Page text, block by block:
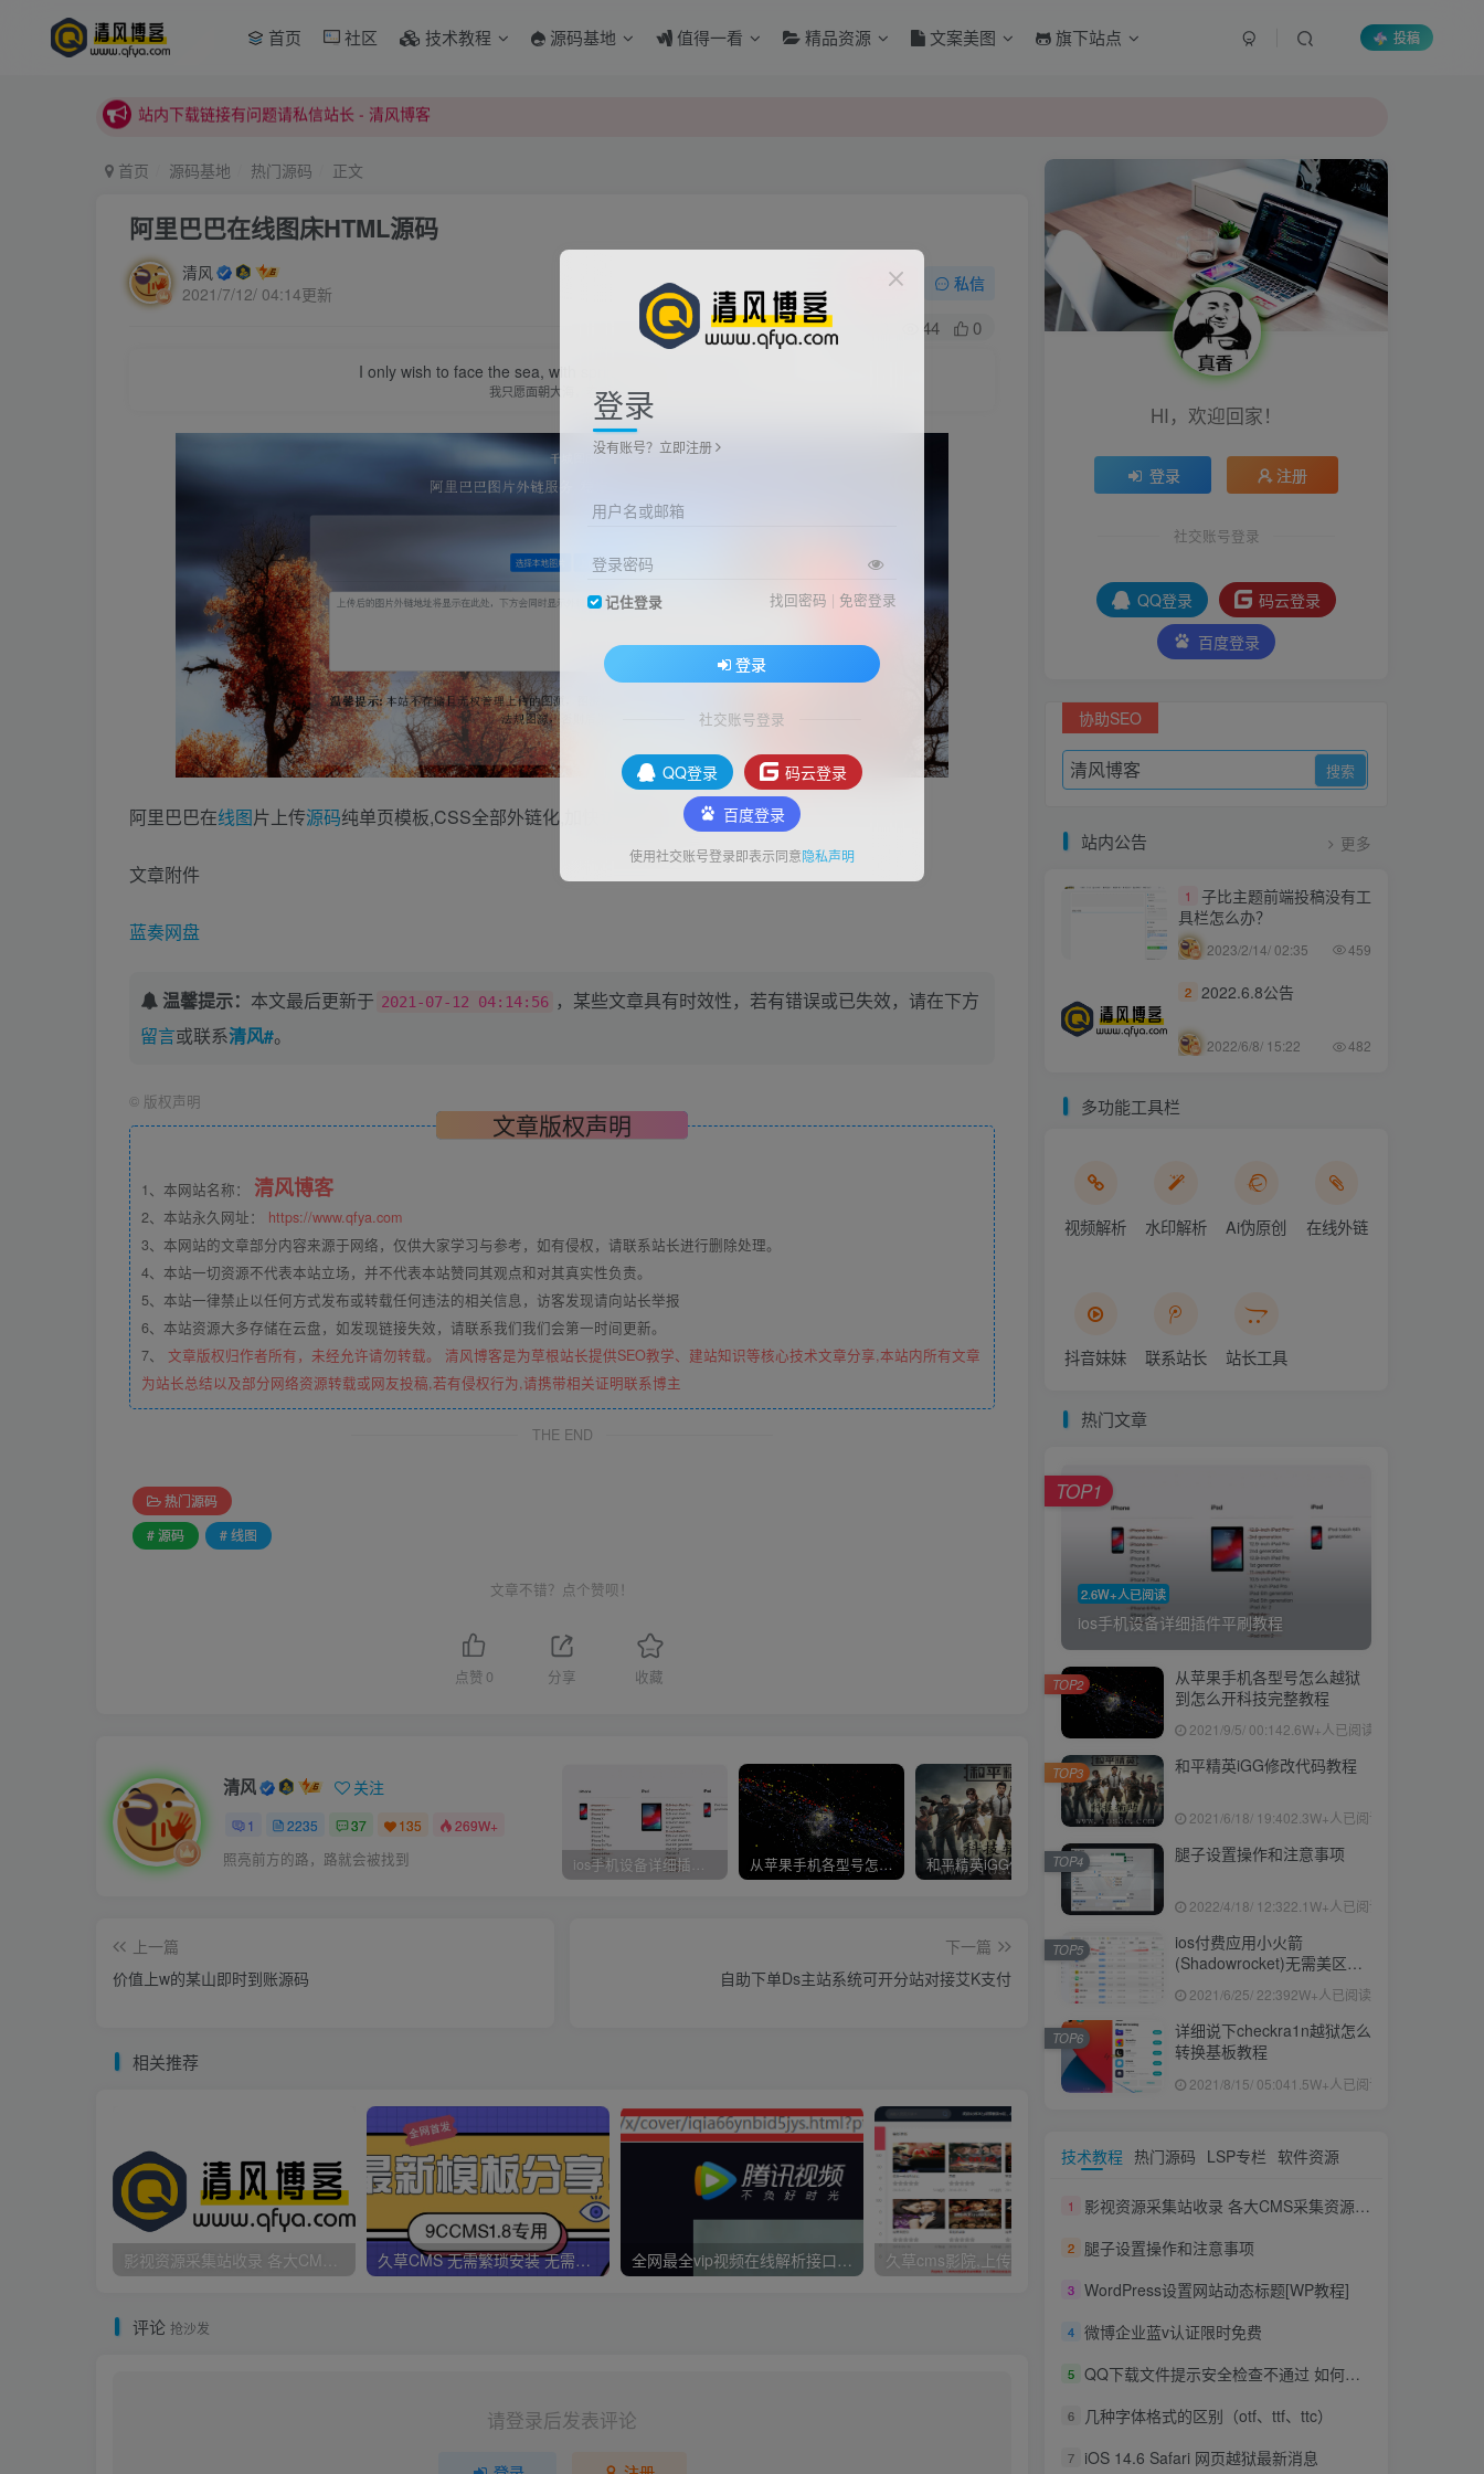
首页 社区 技术教程 源码基地 值得一看 精品资源 文案美图 旗下站点 投稿
本站正式开启推广，具体查看个人中心。
本站正式开启推广，具体查看个人中心。
首页 源码基地 热门源码 正文
阿里巴巴在线图床HTML源码
清风
2021/7/12/ 04:14更新
关注 私信
44 0
I only wish to face the sea, with spring flowers blossoming.
我只愿面朝大海，春暖花开
阿里巴巴在线图片上传源码纯单页模板,CSS全部外链化,加快访问速度
文章附件
蓝奏网盘
温馨提示： 本文最后更新于 2021-07-12 04:14:56 ，某些文章具有时效性，若有错误或已失效，请在下方
留言或联系清风#。
© 版权声明
文章版权声明
1、本网站名称： 清风博客
2、本站永久网址： https://www.qfya.com
3、本网站的文章部分内容来源于网络，仅供大家学习与参考，如有侵权，请联系站长进行删除处理。
4、本站一切资源不代表本站立场，并不代表本站赞同其观点和对其真实性负责。
5、本站一律禁止以任何方式发布或转载任何违法的相关信息，访客发现请向站长举报
6、本站资源大多存储在云盘，如发现链接失效，请联系我们我们会第一时间更新。
7、 文章版权归作者所有，未经允许请勿转载。 清风博客是为草根站长提供SEO教学、建站知识等核心技术文章分享,本站内所有文章
为站长总结以及部分网络资源转载或网友投稿,若有侵权行为,请携带相关证明联系博主
THE END
热门源码
# 源码
# 线图
文章不错？点个赞呗！
点赞 0 分享 收藏
清风 关注
1 2235 37 135 269W+
照亮前方的路，路就会被找到 ios手机设备详细插件平刷教程 从苹果手机各型号怎么越狱到怎么开科技完整教程 和平精英iGG修改代码教程 腿子设置操作和注意事项
上一篇
价值上w的某山即时到账源码
下一篇
自助下单Ds主站系统可开分站对接艾K支付
相关推荐
影视资源采集站收录 各大CMS采集资源站网址合集 久草CMS 无需繁琐安装 无需配置CK 无需手动更新 一分钟拥有30000视频资源 全网最全vip视频在线解析接口收藏分享 久草cms影院,上传即用的x站影视系统 joe模板撰写新文章短代码
评论 抢沙发
请登录后发表评论
HI，欢迎回家！
登录 注册
社交账号登录
QQ登录
码云登录
百度登录
协助SEO
站内公告 更多
1
子比主题前端投稿没有工
具栏怎么办？
2023/2/14/ 02:35 459
2 2022.6.8公告
2022/6/8/ 15:22 482
多功能工具栏
视频解析 水印解析 Ai伪原创 在线外链
抖音妹妹 联系站长 站长工具
热门文章
2.6W+人已阅读
ios手机设备详细插件平刷教程
TOP1
从苹果手机各型号怎么越狱
到怎么开科技完整教程
2021/9/5/ 00:142.6W+人已阅读
TOP2
和平精英iGG修改代码教程
2021/6/18/ 19:402.3W+人已阅读
TOP3
腿子设置操作和注意事项
2022/4/18/ 12:322.1W+人已阅读
TOP4
ios付费应用小火箭
(Shadowrocket)无需美区苹
2021/6/25/ 22:392W+人已阅读
TOP5
详细说下checkra1n越狱怎么
转换基板教程
2021/8/15/ 05:04 1.5W+人已阅读
TOP6
技术教程 热门源码 LSP专栏 软件资源
1 影视资源采集站收录 各大CMS采集资源站网址合集
2 腿子设置操作和注意事项
3 WordPress设置网站动态标题[WP教程]
4 微博企业蓝v认证限时免费
5 QQ下载文件提示安全检查不通过 如何下载不通过安全检查的文件
6 几种字体格式的区别（otf、ttf、ttc）
7 iOS 14.6 Safari 网页越狱最新消息
登录
没有账号？立即注册
用户名或邮箱
登录密码
记住登录 找回密码 | 免密登录
登录
社交账号登录
QQ登录
码云登录
百度登录
使用社交账号登录即表示同意隐私声明